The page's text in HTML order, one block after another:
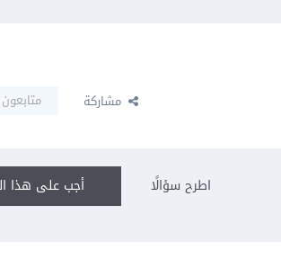
مشاركة متابعون
أجب على هذا اطرح سؤالًا